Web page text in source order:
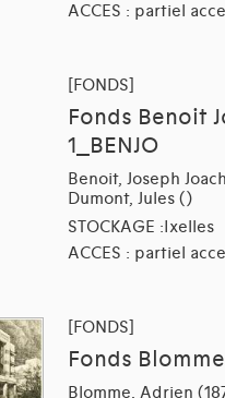
ACCES : partiel
[FONDS]
Fonds Benoit
1_BENJO
Benoit, Joseph
Dumont, Jules ()
STOCKAGE :Ixelles
ACCES : partiel
[FONDS]
Fonds
Blomme, Adrien